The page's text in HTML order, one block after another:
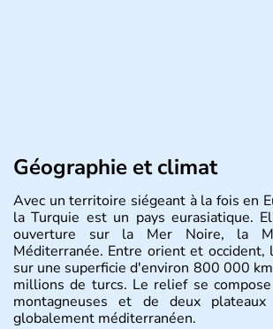
Géographie et climat
Avec un territoire siégeant à la fois en
la Turquie est un pays eurasiatique.
ouverture sur la Mer Noire, la
Méditerranée. Entre orient et occident,
sur une superficie d'environ 800 000
millions de turcs. Le relief se
montagneuses et de deux
globalement méditerranéen.